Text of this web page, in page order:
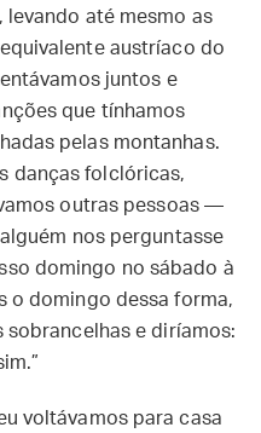
levando até mesmo as
austríaco do
juntos e
que tínhamos
pelas montanhas.
danças folclóricas,
outras pessoas —
nos perguntasse
domingo no sábado à
o domingo dessa forma,
e diríamos:
voltávamos para casa